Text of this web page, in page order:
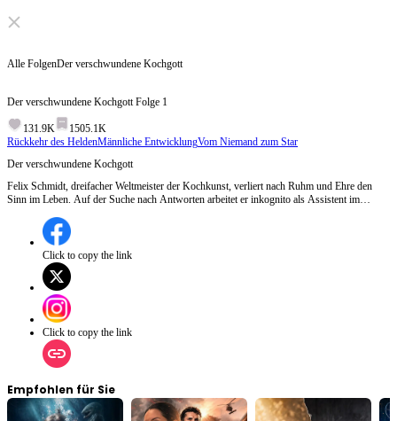
Alle FolgenDer verschwundene Kochgott
Der verschwundene Kochgott Folge 1
131.9K
1505.1K
Rückkehr des HeldenMännliche EntwicklungVom Niemand zum Star
Der verschwundene Kochgott
Felix Schmidt, dreifacher Weltmeister der Kochkunst, verliert nach Ruhm und Ehre den
Sinn im Leben. Auf der Suche nach Antworten arbeitet er inkognito als Assistent im
Kochduell um das Überleben des Restaurants kämpfen. Kann Felix seine Fähigkeiten
zurückgewinnen, oder wird er den dunklen Geheimnissen zum Opfer fallen? Folge 1:Felix
Schmidt, der dreimalige Weltmeister der Kochkunst, verschwindet spurlos nach seinem
letzten großen Erfolg. Während die Welt nach ihm sucht, arbeitet er inkognito als Assistent
im Restaurant Theon von Emma Weber. Doch als eine Verschwörung das Restaurant
bedroht, muss Felix in einem Kochduell antreten, um dessen Überleben zu sichern.Wird
Felix seine verlorenen Kochkünste wiedererlangen und das Restaurant retten können?
Click to copy the link
Click to copy the link
Empfohlen für Sie